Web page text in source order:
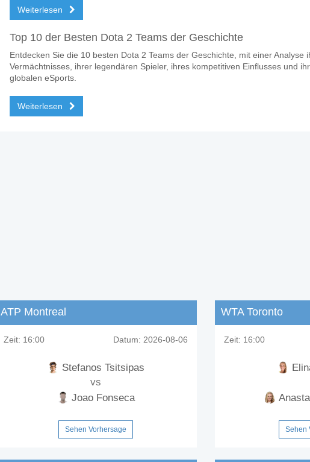
Weiterlesen
Top 10 der Besten Dota 2 Teams der Geschichte
Entdecken Sie die 10 besten Dota 2 Teams der Geschichte, mit einer Analyse
Vermächtnisses, ihrer legendären Spieler, ihres kompetitiven Einflusses und
globalen eSports.
Weiterlesen
ATP Montreal
Zeit: 16:00 Datum: 2026-08-06
Stefanos Tsitsipas
vs
Joao Fonseca
Sehen Vorhersage
WTA Toronto
Zeit: 16:00
Sehen